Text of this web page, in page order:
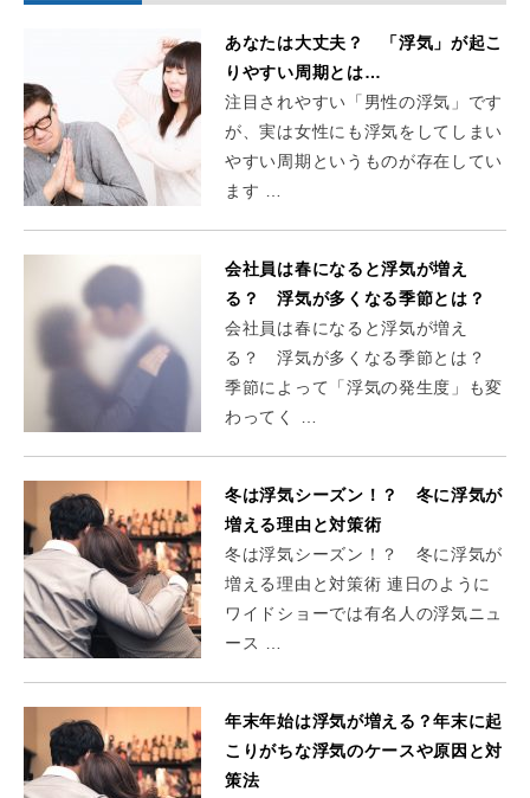
あなたは大丈夫？ 「浮気」が起こ
りやすい周期とは…
注目されやすい「男性の浮気」です
が、実は女性にも浮気をしてしまい
やすい周期というものが存在してい
ます …
会社員は春になると浮気が増え
る？ 浮気が多くなる季節とは？
会社員は春になると浮気が増え
る？ 浮気が多くなる季節とは？
季節によって「浮気の発生度」も変
わってく …
冬は浮気シーズン！？ 冬に浮気が
増える理由と対策術
冬は浮気シーズン！？ 冬に浮気が
増える理由と対策術 連日のように
ワイドショーでは有名人の浮気ニュ
ース …
年末年始は浮気が増える？年末に起
こりがちな浮気のケースや原因と対
策法